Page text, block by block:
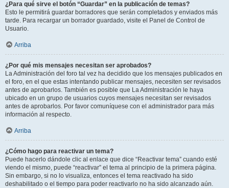
¿Para qué sirve el botón “Guardar” en la publicación de temas?
Esto le permitirá guardar borradores que serán completados y enviados más
tarde. Para recargar un borrador guardado, visite el Panel de Control de
Usuario.
Arriba
¿Por qué mis mensajes necesitan ser aprobados?
La Administración del foro tal vez ha decidido que los mensajes publicados en
el foro, en el que estas intentando publicar mensajes, necesiten ser revisados
antes de aprobarlos. También es posible que La Administración le haya
ubicado en un grupo de usuarios cuyos mensajes necesitan ser revisados
antes de aprobarlos. Por favor comuníquese con el administrador para más
información al respecto.
Arriba
¿Cómo hago para reactivar un tema?
Puede hacerlo dándole clic al enlace que dice “Reactivar tema” cuando esté
viendo el mismo, puede “reactivar” el tema al principio de la primera página.
Sin embargo, si no lo visualiza, entonces el tema reactivado ha sido
deshabilitado o el tiempo para poder reactivarlo no ha sido alcanzado aún.